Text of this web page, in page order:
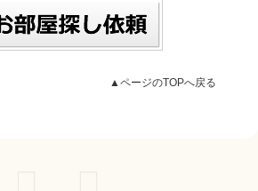
▲ページのTOPへ戻る